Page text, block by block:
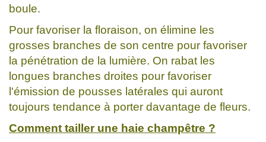
boule.
Pour favoriser la floraison, on élimine les
grosses branches de son centre pour favoriser
la pénétration de la lumière. On rabat les
longues branches droites pour favoriser
l'émission de pousses latérales qui auront
toujours tendance à porter davantage de fleurs.
Comment tailler une haie champêtre ?